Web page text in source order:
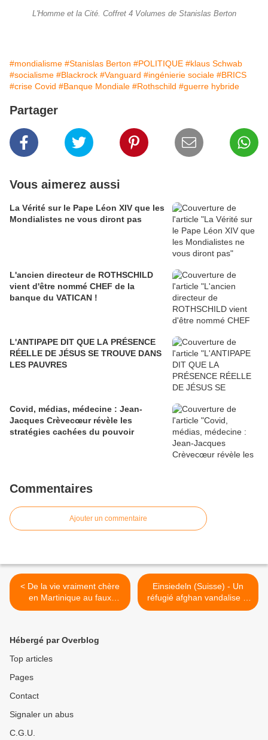
L'Homme et la Cité. Coffret 4 Volumes de Stanislas Berton
#mondialisme #Stanislas Berton #POLITIQUE #klaus Schwab
#socialisme #Blackrock #Vanguard #ingénierie sociale #BRICS
#crise Covid #Banque Mondiale #Rothschild #guerre hybride
Partager
Vous aimerez aussi
La Vérité sur le Pape Léon XIV que les
Mondialistes ne vous diront pas
L'ancien directeur de ROTHSCHILD
vient d'être nommé CHEF de la
banque du VATICAN !
L'ANTIPAPE DIT QUE LA PRÉSENCE
RÉELLE DE JÉSUS SE TROUVE DANS
LES PAUVRES
Covid, médias, médecine : Jean-
Jacques Crèvecœur révèle les
stratégies cachées du pouvoir
Commentaires
Ajouter un commentaire
< De la vie vraiment chère
en Martinique au faux
discours du roi Léopold II
Einsiedeln (Suisse) - Un
réfugié afghan vandalise la
statue de la Vierge noire >
Hébergé par Overblog
Top articles
Pages
Contact
Signaler un abus
C.G.U.